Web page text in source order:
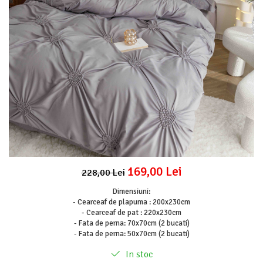
Lenjerii Pat Imprimeu 5D cu Elastic
Cearceaf cu Elastic pat 1 Persoana
Cearceaf cu Elastic pat 2 Persoane
Lenjerii Pat Inimi Brodate
Lenjerii Pat, Bumbac-Finet Premium, 1
Persoana
Lenjerii Pat, Bumbac-Finet Premium, 2
Persoane
Cearceaf cu Elastic
Cearceaf Normal
228,00 Lei 169,00 Lei
Dimensiuni:
- Cearceaf de plapuma : 200x230cm
- Cearceaf de pat : 220x230cm
- Fata de perna: 70x70cm (2 bucati)
- Fata de perna: 50x70cm (2 bucati)
In stoc